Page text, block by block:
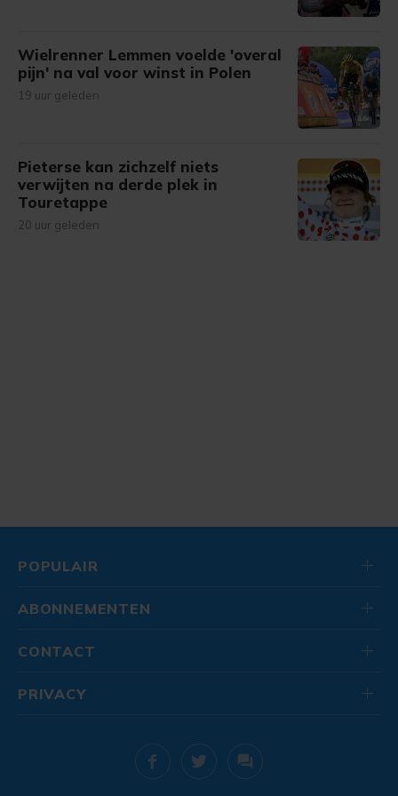
Wielrenner Lemmen voelde 'overal
pijn' na val voor winst in Polen
19 uur geleden
Pieterse kan zichzelf niets
verwijten na derde plek in
Touretappe
20 uur geleden
POPULAIR
ABONNEMENTEN
CONTACT
PRIVACY